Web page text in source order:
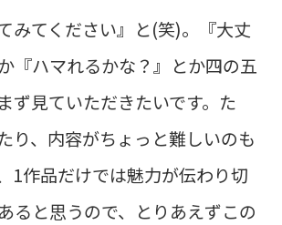
みてください』と(笑)。『大丈
『ハマれるかな？』とか四の五
ず見ていただきたいです。た
り、内容がちょっと難しいのも
1作品だけでは魅力が伝わり切
ると思うので、とりあえずこの